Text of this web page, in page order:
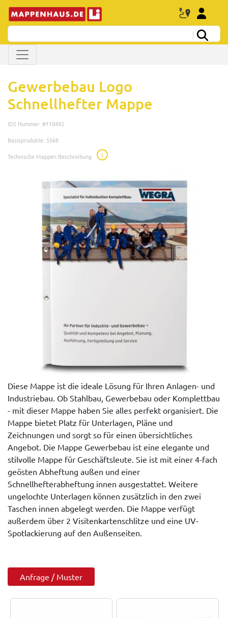
Gewerbebau Logo
Schnellhefter Mappe
IDS Nummer: #110492
Basisprodukte: 5568
Technische Mappen Beschreibung
i
Diese Mappe ist die ideale Lösung für Ihren Anlagen- und
Industriebau. Ob Stahlbau, Gewerbebau oder Komplettbau
- mit dieser Mappe haben Sie alles perfekt organisiert. Die
Mappe bietet Platz für Unterlagen, Pläne und
Zeichnungen und sorgt so für einen übersichtliches
Angebot. Die Mappe Gewerbebau ist eine elegante und
stilvolle Mappe für Geschäftsleute. Sie ist mit einer 4-fach
geösten Abheftung außen und einer
Schnellhefterabheftung innen ausgestattet. Weitere
ungelochte Unterlagen können zusätzlich in den zwei
Taschen innen abgelegt werden. Die Mappe verfügt
außerdem über 2 Visitenkartenschlitze und eine UV-
Spotlackierung auf den Außenseiten.
Anfrage / Muster